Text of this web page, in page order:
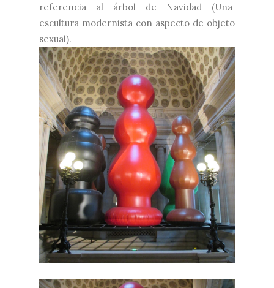
referencia al árbol de Navidad (Una
escultura modernista con aspecto de objeto
sexual).